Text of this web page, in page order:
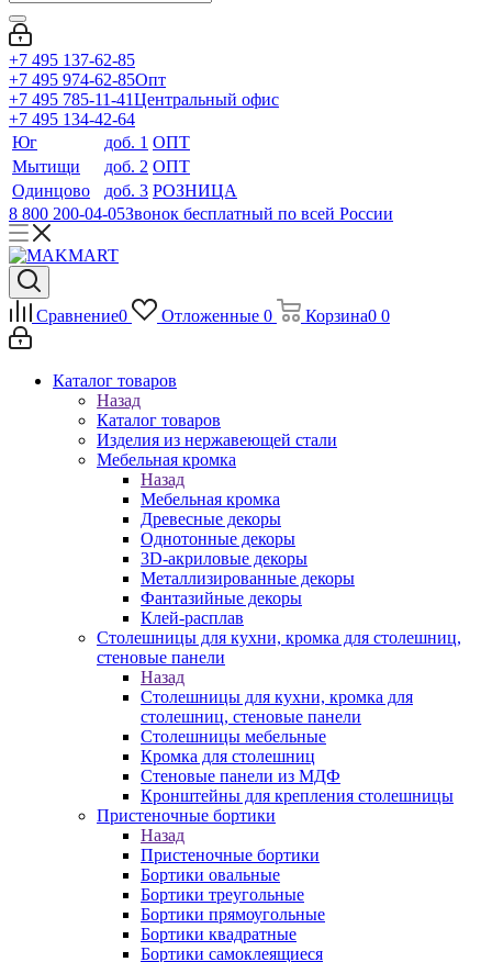
+7 495 137-62-85
+7 495 974-62-85Опт
+7 495 785-11-41Центральный офис
+7 495 134-42-64
Юг
доб. 1 ОПТ
Мытищи
доб. 2 ОПТ
Одинцово
доб. 3 РОЗНИЦА
8 800 200-04-05Звонок бесплатный по всей России
Сравнение0 Отложенные 0 Корзина0 0
Каталог товаров
Назад
Каталог товаров
Изделия из нержавеющей стали
Мебельная кромка
Назад
Мебельная кромка
Древесные декоры
Однотонные декоры
3D-акриловые декоры
Металлизированные декоры
Фантазийные декоры
Клей-расплав
Столешницы для кухни, кромка для столешниц,
стеновые панели
Назад
Столешницы для кухни, кромка для
столешниц, стеновые панели
Столешницы мебельные
Кромка для столешниц
Стеновые панели из МДФ
Кронштейны для крепления столешницы
Пристеночные бортики
Назад
Пристеночные бортики
Бортики овальные
Бортики треугольные
Бортики прямоугольные
Бортики квадратные
Бортики самоклеящиеся